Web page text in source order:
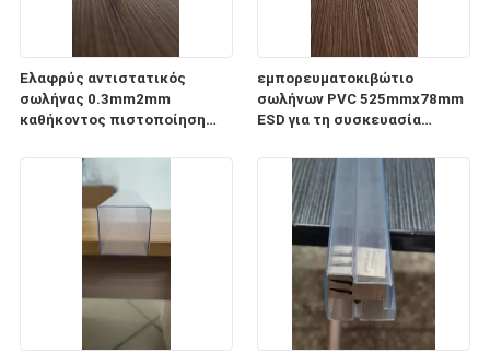
Ελαφρύς αντιστατικός
σωλήνας 0.3mm2mm
καθήκοντος πιστοποίηση
εμπορευματοκιβώτιο
σωλήνων PVC 525mmx78mm
ESD για τη συσκευασία
ηλεκτρικού ρεύματος